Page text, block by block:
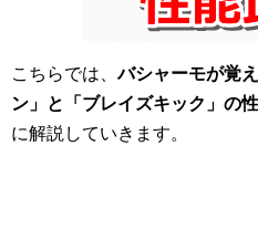
こちらでは、バシャーモが覚
ン」と「ブレイズキック」の
に解説していきます。